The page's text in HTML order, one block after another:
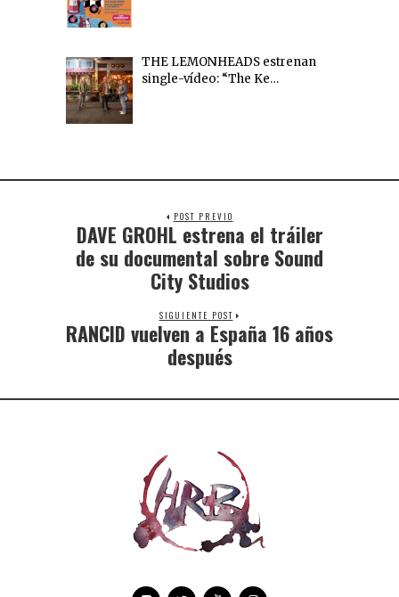
THE LEMONHEADS estrenan
single-vídeo: “The Ke…
POST PREVIO
DAVE GROHL estrena el tráiler
de su documental sobre Sound
City Studios
SIGUIENTE POST
RANCID vuelven a España 16 años
después